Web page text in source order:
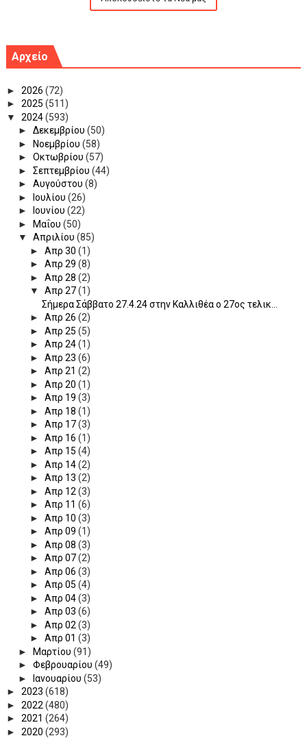
Αρχείο
► 2026 (72)
► 2025 (511)
▼ 2024(593)
► Δεκεμβρίου (50)
►
Νοεμβρίου (58)
► Οκτωβρίου (57)
► Σεπτεμβρίου (44)
► Αυγούστου (8)
►
Ιουλίου (26)
►
Ιουνίου (22)
►
Μαΐου (50)
▼ Απριλίου (85)
► Απρ 30 (1)
► Απρ 29 (8)
► Απρ 28 (2)
▼ Απρ 27(1)
Σήμερα Σάββατο 27.4.24 στην Καλλιθέα ο 27ος τελικ...
► Απρ 26 (2)
► Απρ 25 (5)
► Απρ 24(1)
► Απρ 23 (6)
► Απρ 21 (2)
► Απρ 20 (1)
► Απρ 19 (3)
► Απρ 18 (1)
► Απρ 17(3)
► Απρ 16 (1)
► Απρ 15 (4)
► Απρ 14(2)
► Απρ 13 (2)
► Απρ 12 (3)
► Απρ 11 (6)
► Απρ 10 (3)
► Απρ 09 (1)
► Απρ 08 (3)
► Απρ 07(2)
► Απρ 06 (3)
► Απρ 05 (4)
► Απρ 04(3)
► Απρ 03 (6)
► Απρ 02 (3)
► Απρ 01 (3)
►
Μαρτίου (91)
► Φεβρουαρίου (49)
►
Ιανουαρίου (53)
► 2023 (618)
► 2022 (480)
► 2021 (264)
► 2020 (293)